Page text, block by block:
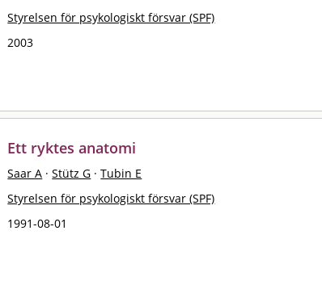
Styrelsen för psykologiskt försvar (SPF)
2003
Ett ryktes anatomi
Saar A · Stütz G · Tubin E
Styrelsen för psykologiskt försvar (SPF)
1991-08-01